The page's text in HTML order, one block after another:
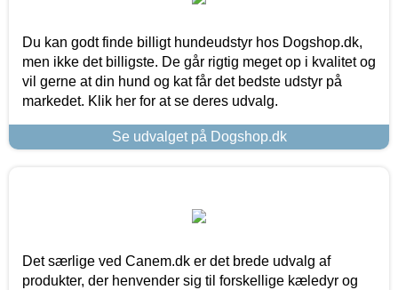
Du kan godt finde billigt hundeudstyr hos Dogshop.dk,
men ikke det billigste. De går rigtig meget op i kvalitet og
vil gerne at din hund og kat får det bedste udstyr på
markedet. Klik her for at se deres udvalg.
Se udvalget på Dogshop.dk
Det særlige ved Canem.dk er det brede udvalg af
produkter, der henvender sig til forskellige kæledyr og